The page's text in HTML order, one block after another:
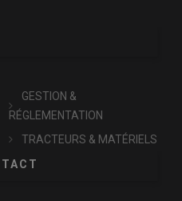
GESTION &
RÉGLEMENTATION
TRACTEURS & MATÉRIELS